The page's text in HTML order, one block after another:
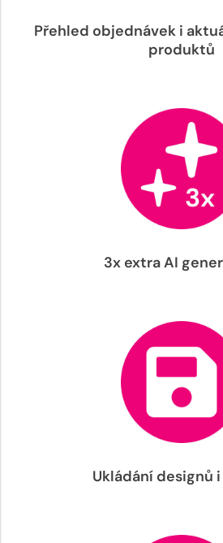
Přehled objednávek i
produktů
3x extra AI
Ukládání designů